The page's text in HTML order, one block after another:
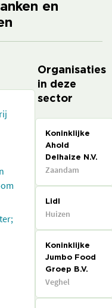
en
Organisaties
in deze
sector
Koninklijke
Ahold
Delhaize N.V.
Zaandam
Lidl
Huizen
Koninklijke
Jumbo Food
Groep B.V.
Veghel